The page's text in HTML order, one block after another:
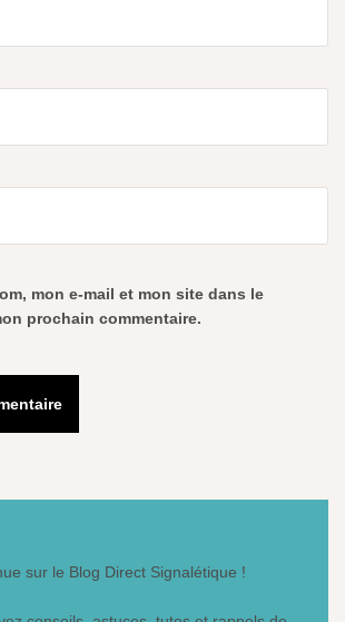
mon e-mail et mon site dans le
prochain commentaire.
sur le Blog Direct Signalétique !